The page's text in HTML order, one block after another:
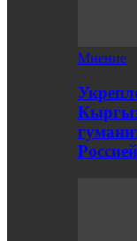
Мнение
Россией